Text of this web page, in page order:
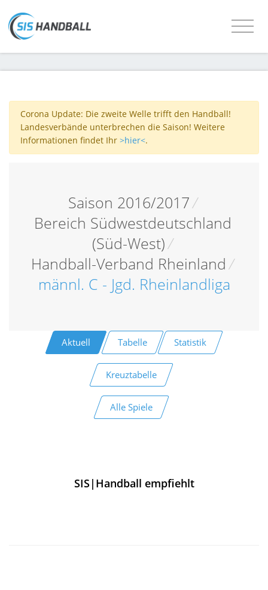
Corona Update: Die zweite Welle trifft den Handball!
Landesverbände unterbrechen die Saison! Weitere
Informationen findet Ihr >hier<.
Saison 2016/2017/
Bereich Südwestdeutschland
(Süd-West)/
Handball-Verband Rheinland /
männl. C - Jgd. Rheinlandliga
Aktuell Tabelle Statistik
Kreuztabelle
Alle Spiele
SIS|Handball empfiehlt